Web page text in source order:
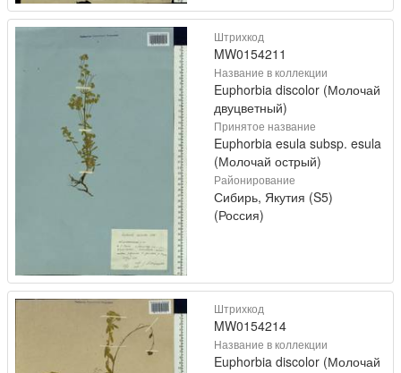
Штрихкод
MW0154211
Название в коллекции
Euphorbia discolor (Молочай
двуцветный)
Принятое название
Euphorbia esula subsp. esula
(Молочай острый)
Районирование
Сибирь, Якутия (S5)
(Россия)
Штрихкод
MW0154214
Название в коллекции
Euphorbia discolor (Молочай